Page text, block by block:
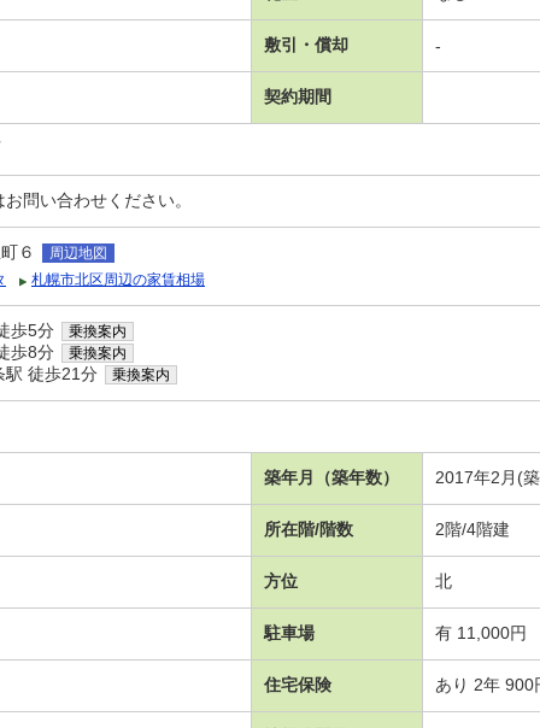
敷引・償却 -
契約期間
問い合わせください。
６
周辺地図
札幌市北区周辺の家賃相場
歩5分 乗換案内
歩8分 乗換案内
駅 徒歩21分 乗換案内
築年月（築年数） 2017年2月(
所在階/階数 2階/4階建
方位 北
駐車場 有 11,000円
住宅保険 あり 2年 900